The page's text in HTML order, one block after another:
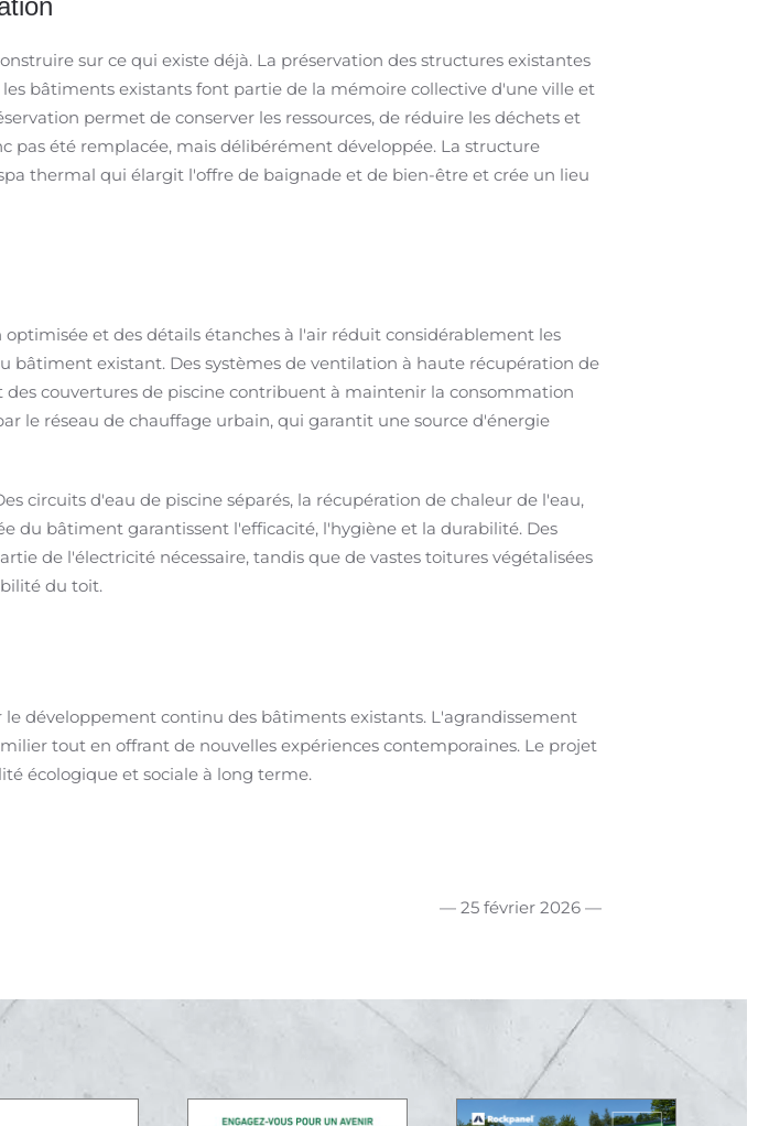
sur ce qui existe déjà. La préservation des structures existantes
bâtiments existants font partie de la mémoire collective d'une ville et
permet de conserver les ressources, de réduire les déchets et
été remplacée, mais délibérément développée. La structure
thermal qui élargit l'offre de baignade et de bien-être et crée un lieu
et des détails étanches à l'air réduit considérablement les
existant. Des systèmes de ventilation à haute récupération de
couvertures de piscine contribuent à maintenir la consommation
le réseau de chauffage urbain, qui garantit une source d'énergie
circuits d'eau de piscine séparés, la récupération de chaleur de l'eau,
du bâtiment garantissent l'efficacité, l'hygiène et la durabilité. Des
de l'électricité nécessaire, tandis que de vastes toitures végétalisées
du toit.
développement continu des bâtiments existants. L'agrandissement
tout en offrant de nouvelles expériences contemporaines. Le projet
écologique et sociale à long terme.
— 25 février 2026 —